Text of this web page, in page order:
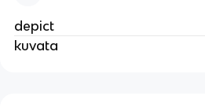
depict
kuvata